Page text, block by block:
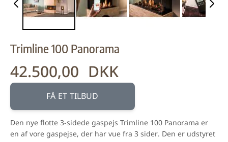
Trimline 100 Panorama
42.500,00 DKK
FÅ ET TILBUD
Den nye flotte 3-sidede gaspejs Trimline 100 Panorama er
en af vore gaspejse, der har vue fra 3 sider. Den er udstyret